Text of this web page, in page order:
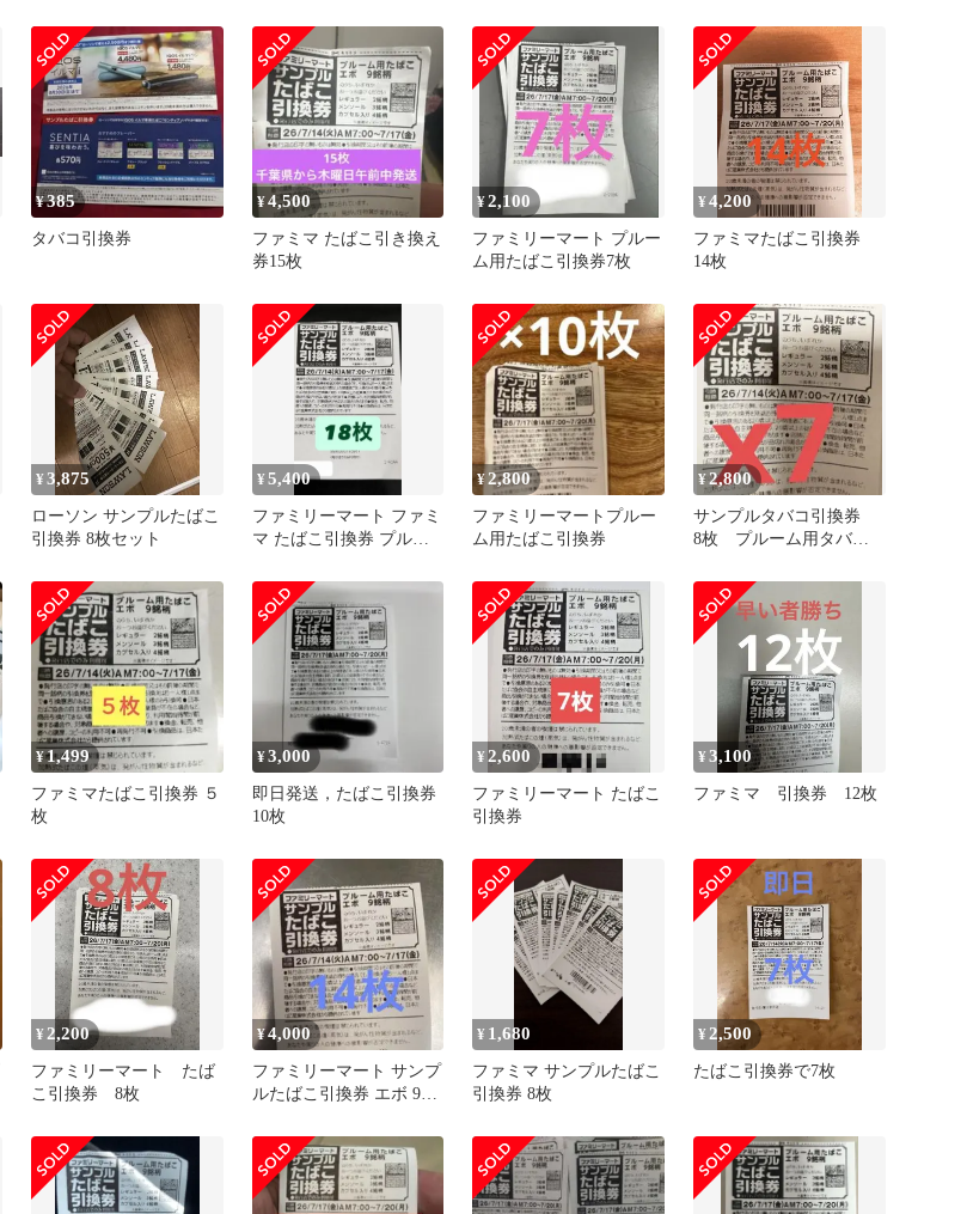
¥385
タバコ引換券
¥4,500
ファミマ たばこ引き換え
券15枚
¥2,100
ファミリーマート プルー
ム用たばこ引換券7枚
¥4,200
ファミマたばこ引換券
14枚
¥3,875
ローソン サンプルたばこ
引換券 8枚セット
¥5,400
ファミリーマート ファミ
マ たばこ引換券 プルー
¥2,800
ファミリーマートプルー
ム用たばこ引換券
¥2,800
サンプルタバコ引換券
8枚 プルーム用タバ
¥1,499
ファミマたばこ引換券 ５
枚
¥3,000
即日発送，たばこ引換券
10枚
¥2,600
ファミリーマート たばこ
引換券
¥3,100
ファミマ 引換券 12枚
¥2,200
ファミリーマート たば
こ引換券 8枚
¥4,000
ファミリーマート サンプ
ルたばこ引換券 エボ 9銘
¥ 1,680
ファミマ サンプルたばこ
引換券 8枚
¥2,500
たばこ引換券で7枚